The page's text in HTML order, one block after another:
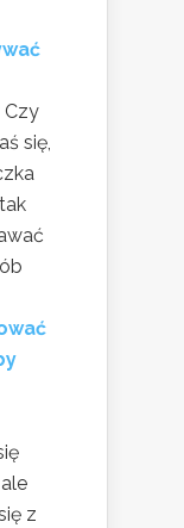
Czy
się,
z